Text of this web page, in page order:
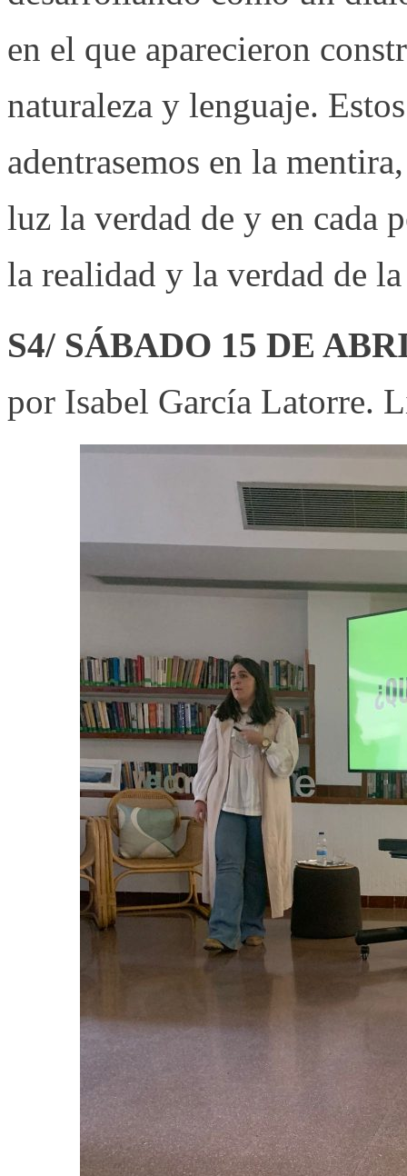
en el que aparecieron
naturaleza y lenguaje.
adentrasemos en la
luz la verdad de y en cada
la realidad y la verdad de
S4/ SÁBADO 15 DE
por Isabel García Latorre.